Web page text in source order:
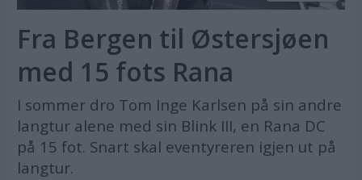
Fra Bergen til Østersjøen
med 15 fots Rana
I sommer dro Tom Inge Karlsen på sin andre
langtur alene med sin Blink III, en Rana DC
på 15 fot. Snart skal eventyreren igjen ut på
langtur.